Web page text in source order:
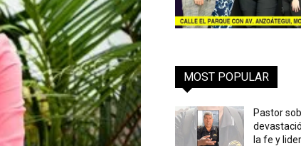
MOST POPULAR
Pastor
la fe y